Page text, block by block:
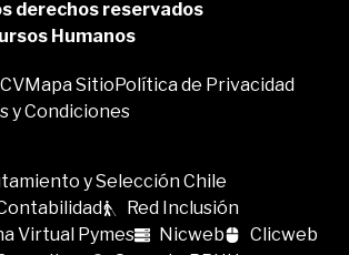
derechos reservados
Humanos
Mapa SitioPolítica de Privacidad
y Condiciones
y Selección Chile
Red Inclusión
Virtual Pymes
Nicweb
Clicweb